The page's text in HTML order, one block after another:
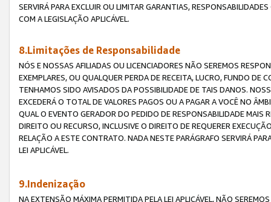
SERVIRÁ PARA EXCLUIR OU LIMITAR GARANTIAS,
COM A LEGISLAÇÃO APLICÁVEL.
8.Limitações de Responsabilidade
NÓS E NOSSAS AFILIADAS OU LICENCIADORES NÃO SEREMOS
EXEMPLARES, OU QUALQUER PERDA DE RECEITA, LUCRO, FUNDO
TENHAMOS SIDO AVISADOS DA POSSIBILIDADE DE TAIS DANOS.
EXCEDERÁ O TOTAL DE VALORES PAGOS OU A PAGAR A VOCÊ NO
QUAL O EVENTO GERADOR DO PEDIDO DE RESPONSABILIDADE
DIREITO OU RECURSO, INCLUSIVE O DIREITO DE REQUERER
RELAÇÃO A ESTE CONTRATO. NADA NESTE PARÁGRAFO SERVIRÁ
LEI APLICÁVEL.
9.Indenização
NA EXTENSÃO MÁXIMA PERMITIDA PELA LEI APLICÁVEL, NÃO